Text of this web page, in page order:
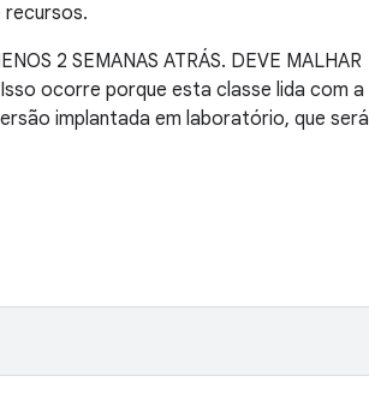
2 SEMANAS ATRÁS. DEVE MALHAR
Isso ocorre porque esta classe lida com a
implantada em laboratório, que será